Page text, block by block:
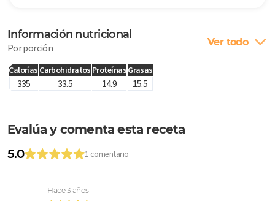
Información nutricional
Por porción Ver todo
Calorías Carbohidratos ProteínasGrasas
335 33.5 14.9 15.5
Evalúa y comenta esta receta
5.0
1 comentario
Hace 3 años